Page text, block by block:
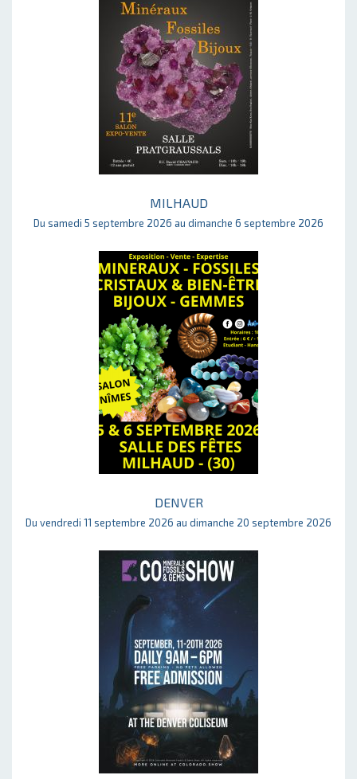
MILHAUD
Du samedi 5 septembre 2026 au dimanche 6 septembre 2026
DENVER
Du vendredi 11 septembre 2026 au dimanche 20 septembre 2026